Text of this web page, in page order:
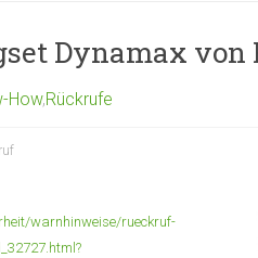
Dynamax von
How,Rückrufe
warnhinweise/rueckruf-